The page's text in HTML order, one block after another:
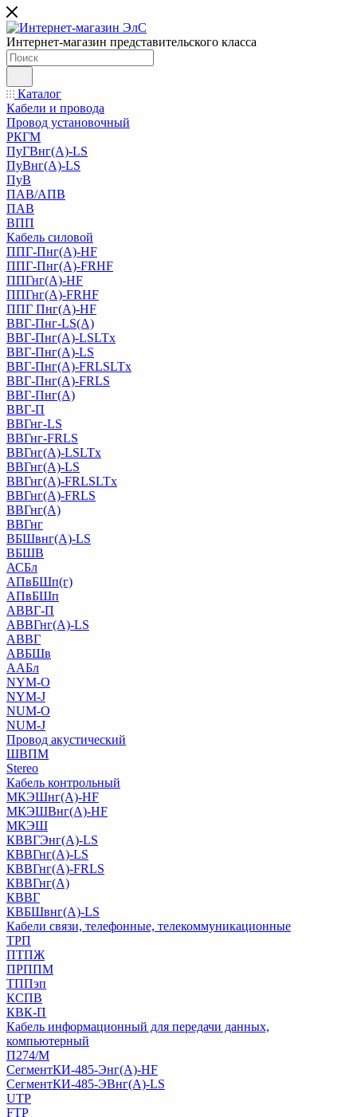
Интернет-магазин представительского класса
Каталог
Кабели и провода
Провод установочный
РКГМ
ПуГВнг(А)-LS
ПуВнг(А)-LS
ПуВ
ПАВ/АПВ
ПАВ
ВПП
Кабель силовой
ППГ-Пнг(А)-HF
ППГ-Пнг(А)-FRHF
ППГнг(А)-HF
ППГнг(А)-FRHF
ППГ Пнг(А)-HF
ВВГ-Пнг-LS(А)
ВВГ-Пнг(А)-LSLTx
ВВГ-Пнг(А)-LS
ВВГ-Пнг(А)-FRLSLTx
ВВГ-Пнг(А)-FRLS
ВВГ-Пнг(А)
ВВГ-П
ВВГнг-LS
ВВГнг-FRLS
ВВГнг(А)-LSLTx
ВВГнг(А)-LS
ВВГнг(А)-FRLSLTx
ВВГнг(А)-FRLS
ВВГнг(А)
ВВГнг
ВБШвнг(А)-LS
ВБШВ
АСБл
АПвБШп(г)
АПвБШп
АВВГ-П
АВВГнг(А)-LS
АВВГ
АВБШв
ААБл
NYM-O
NYM-J
NUM-О
NUM-J
Провод акустический
ШВПМ
Stereo
Кабель контрольный
МКЭШнг(A)-HF
МКЭШВнг(А)-HF
МКЭШ
КВВГЭнг(А)-LS
КВВГнг(А)-LS
КВВГнг(А)-FRLS
КВВГнг(А)
КВВГ
КВБШвнг(А)-LS
Кабели связи, телефонные, телекоммуникационные
ТРП
ПТПЖ
ПРППМ
ТППэп
КСПВ
КВК-П
Кабель информационный для передачи данных,
компьютерный
П274/М
СегментКИ-485-Энг(А)-HF
СегментКИ-485-ЭВнг(А)-LS
UTP
FTP